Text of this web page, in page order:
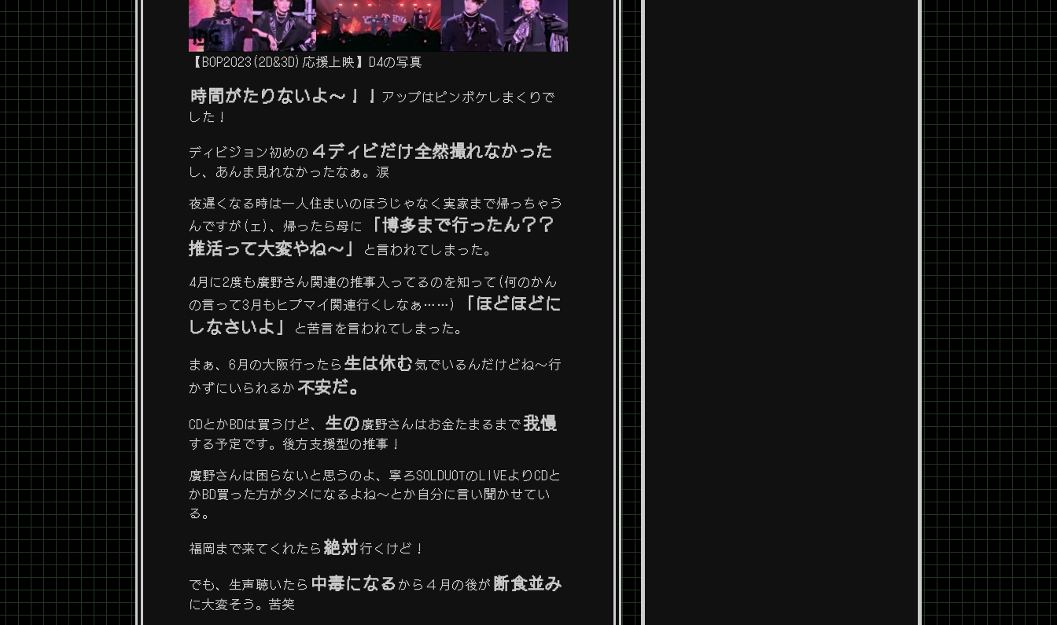
【BOP2023(2D&3D)応援上映】D4の写真
時間がたりないよ～！！ アップはピンボケしまくりで
した！
ディビジョン初めの ４ディビだけ全然撮れなかった
し、あんま見れなかったなぁ。涙
夜遅くなる時は一人住まいのほうじゃなく実家まで帰っちゃう
んですが(ェ)、帰ったら母に
「博多まで行ったん？？
推活って大変やね～」
と言われてしまった。
4月に2度も廣野さん関連の推事入ってるのを知って(何のかん
の言って3月もヒプマイ関連行くしなぁ……)
「ほどほどに
しなさいよ」
と苦言を言われてしまった。
まぁ、6月の大阪行ったら 生は休む気でいるんだけどね～行
かずにいられるか 不安だ。
CDとかBDは買うけど、 生の廣野さんはお金たまるまで我慢
する予定です。後方支援型の推事！
廣野さんは困らないと思うのよ、寧ろSOLDUOTのLIVEよりCDと
かBD買った方がタメになるよね～とか自分に言い聞かせてい
る。
福岡まで来てくれたら 絶対行くけど！
でも、生声聴いたら 中毒になるから４月の後が 断食並み
に大変そう。苦笑